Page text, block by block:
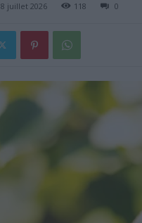
8 juillet 2026 118 0